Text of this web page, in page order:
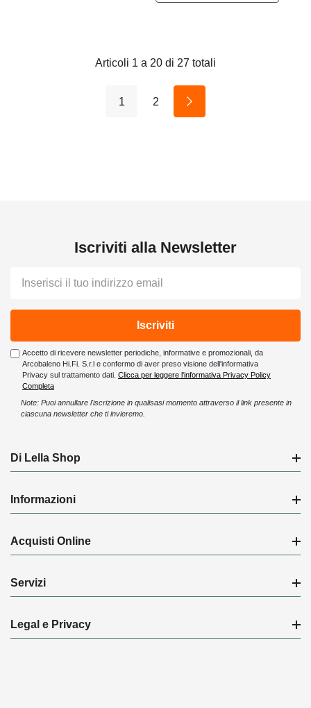
Articoli 1 a 20 di 27 totali
1 2
Iscriviti alla Newsletter
Accetto di ricevere newsletter periodiche, informative e promozionali, da
Arcobaleno Hi.Fi. S.r.l e confermo di aver preso visione dell'informativa
Privacy sul trattamento dati. Clicca per leggere l'informativa Privacy Policy
Completa
Note: Puoi annullare l'iscrizione in qualisasi momento attraverso il link presente in
ciascuna newsletter che ti invieremo.
Di Lella Shop
Informazioni
Acquisti Online
Servizi
Legal e Privacy